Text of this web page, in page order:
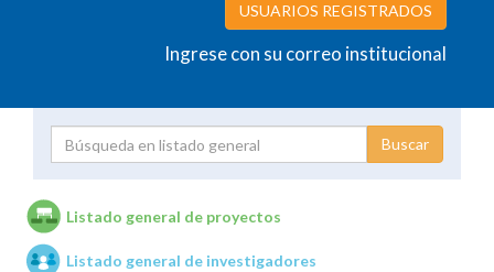
USUARIOS REGISTRADOS
Ingrese con su correo institucional
Unidades de investigación
Listado general de proyectos
Listado general de investigadores